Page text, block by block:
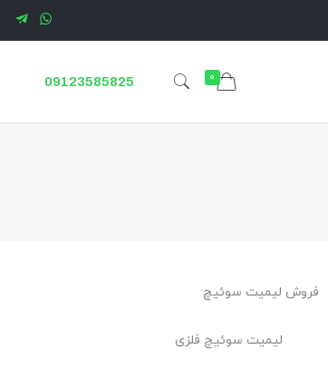
0
09123585825
فروش لیمیت سوئیچ
لیمیت سوئیچ فلزی